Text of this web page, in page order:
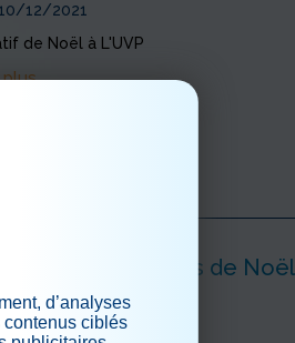
12/2021
de Noël à L'UVP
plus
des décorations de Noël
12/2021
d’analyses
ciblés